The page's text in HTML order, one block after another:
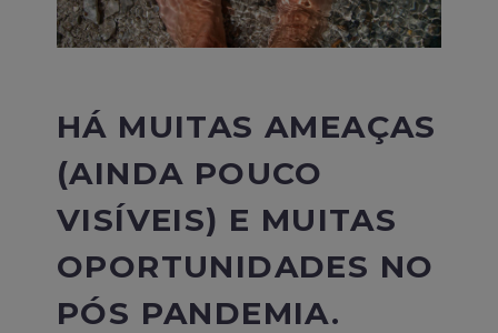
HÁ MUITAS AMEAÇAS
(AINDA POUCO
VISÍVEIS) E MUITAS
OPORTUNIDADES NO
PÓS PANDEMIA.